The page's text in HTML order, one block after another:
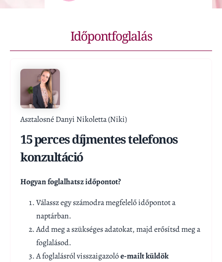
Időpontfoglalás
Asztalosné Danyi Nikoletta (Niki)
15 perces díjmentes telefonos
konzultáció
Hogyan foglalhatsz időpontot?
Válassz egy számodra megfelelő időpontot a
naptárban.
Add meg a szükséges adatokat, majd erősítsd meg a
foglalásod.
A foglalásról visszaigazolóe-mailt küldök